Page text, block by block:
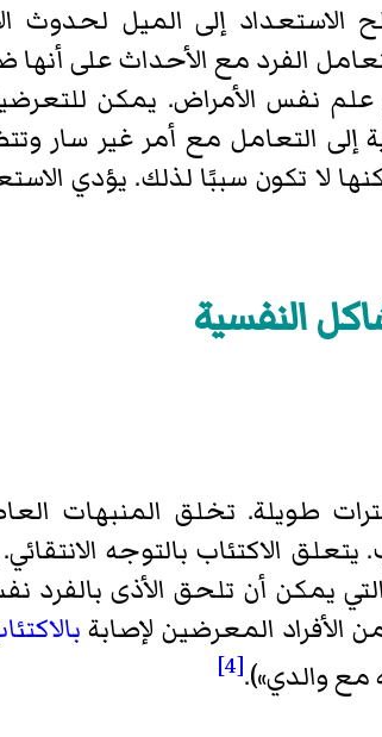
إلى الميل لحدوث
الفرد مع الأحداث على
علم نفس الأمراض. يمكن
إلى التعامل مع أمر غير سار
لا تكون سببًا لذلك. يؤدي
النفسية
طويلة. تخلق المنبهات
الاكتئاب بالتوجه
يمكن أن تلحق الأذى بالفرد
المعرضين لإصابة
مع والدي»).[4]